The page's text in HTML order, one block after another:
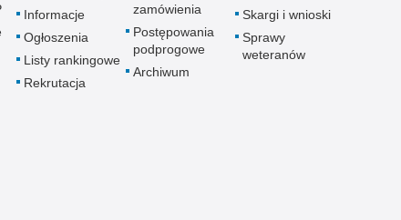
Nietrzeźwi pracownicy
Niszczenie mienia
Informacje
Ogłoszenia
Listy rankingowe
Rekrutacja
zamówienia
Postępowania
podprogowe
Archiwum
Skargi i wnioski
Sprawy
weteranów